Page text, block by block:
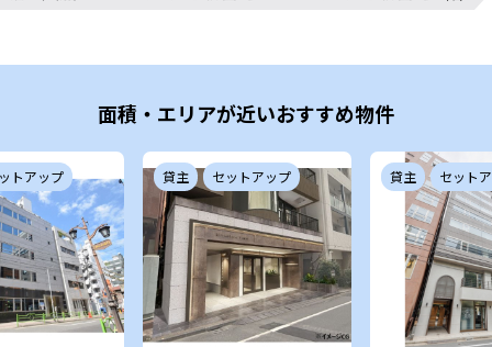
面積・エリアが近いおすすめ物件
トアップ 貸主 セットアップ 貸主 セット